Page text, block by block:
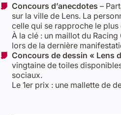
Concours d’anecdotes –
sur la ville de Lens. La
celle qui se rapproche le
À la clé : un maillot du
lors de la dernière
Concours de dessin « Lens
vingtaine de toiles
sociaux.
Le 1er prix : une mallette de